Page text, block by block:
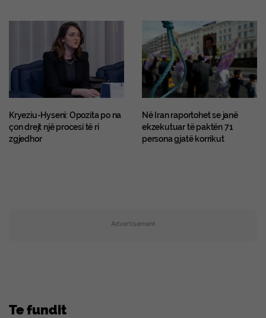
Kryeziu-Hyseni: Opozita po na
çon drejt një procesi të ri
zgjedhor
Në Iran raportohet se janë
ekzekutuar të paktën 71
persona gjatë korrikut
Advertisement
Te fundit